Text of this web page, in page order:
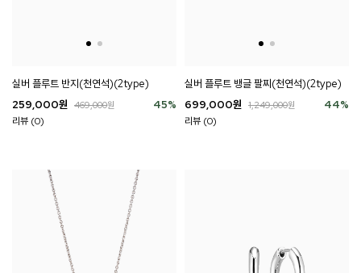
실버 플루트 반지(천연석)(2type)
45%
259,000원 469,000원
리뷰 (0)
실버 플루트 뱅글 팔찌(천연석)(2type)
44%
699,000원 1,249,000원
리뷰 (0)